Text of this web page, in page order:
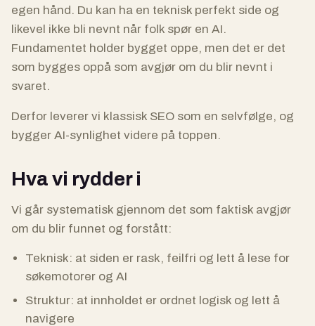
egen hånd. Du kan ha en teknisk perfekt side og
likevel ikke bli nevnt når folk spør en AI.
Fundamentet holder bygget oppe, men det er det
som bygges oppå som avgjør om du blir nevnt i
svaret.
Derfor leverer vi klassisk SEO som en selvfølge, og
bygger AI-synlighet videre på toppen.
Hva vi rydder i
Vi går systematisk gjennom det som faktisk avgjør
om du blir funnet og forstått:
Teknisk: at siden er rask, feilfri og lett å lese for
søkemotorer og AI
Struktur: at innholdet er ordnet logisk og lett å
navigere